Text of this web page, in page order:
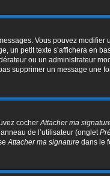
Vous pouvez
petit texte s’affichera en
ou un administrateur
supprimer un message une
cocherAttacher ma
de l’utilisateur (onglet
Attacher ma signature dans le